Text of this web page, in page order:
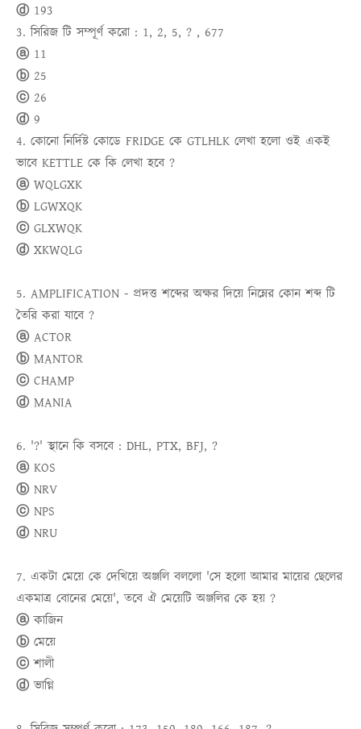
ⓓ 193
3. সিরিজ টি সম্পূর্ণ করো : 1, 2, 5, ? , 677
ⓐ 11
ⓑ 25
ⓒ 26
ⓓ 9
4. কোনো নির্দিষ্ট কোডে FRIDGE কে GTLHLK লেখা হলো ওই একই
ভাবে KETTLE কে কি লেখা হবে ?
ⓐ WQLGXK
ⓑ LGWXQK
ⓒ GLXWQK
ⓓ XKWQLG
5. AMPLIFICATION - প্রদত্ত শব্দের অক্ষর দিয়ে নিম্নের কোন শব্দ টি
তৈরি করা যাবে ?
ⓐ ACTOR
ⓑ MANTOR
ⓒ CHAMP
ⓓ MANIA
6. '?' স্থানে কি বসবে : DHL, PTX, BFJ, ?
ⓐ KOS
ⓑ NRV
ⓒ NPS
ⓓ NRU
7. একটা মেয়ে কে দেখিয়ে অঞ্জলি বললো 'সে হলো আমার মায়ের ছেলের
একমাত্র বোনের মেয়ে', তবে ঐ মেয়েটি অঞ্জলির কে হয় ?
ⓐ কাজিন
ⓑ মেয়ে
ⓒ শালী
ⓓ ভাগ্নি